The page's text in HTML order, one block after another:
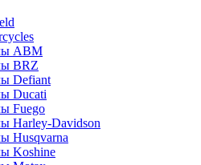
ABM
BRZ
Defiant
Ducati
Fuego
Harley-Davidson
Husqvarna
Koshine